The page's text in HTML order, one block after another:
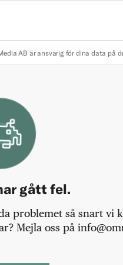
AB är ansvarig för dina data på
gått fel.
problemet så snart vi
Mejla oss på